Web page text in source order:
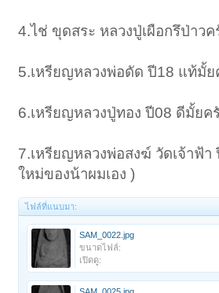
4.ไช่ ขุดสระ หลวงปู่เผือกรึป่าว
5.เหรียญหลวงพ่อดัด ปี18 แท้มั้ย
6.เหรียญหลวงปู่ทอง ปี08 ดีมั้ยค
7.เหรียญหลวงพ่อสงฆ์ วัดเจ้าฟ้
ใหม่ของน้าผมเอง )
ไฟล์ที่แนบมา:
SAM_0022.jpg
ขนาดไฟล์:
เปิดดู: